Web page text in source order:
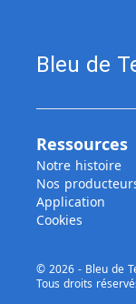
Bleu de
Ressources
Notre histoire
Nos
Application
Cookies
© 2026 - Bleu de
Tous droits